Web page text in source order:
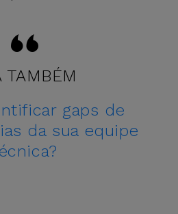
TAMBÉM
gaps de
da sua equipe